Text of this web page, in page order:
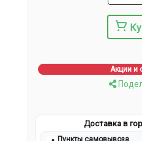
Акции и
Доставка в